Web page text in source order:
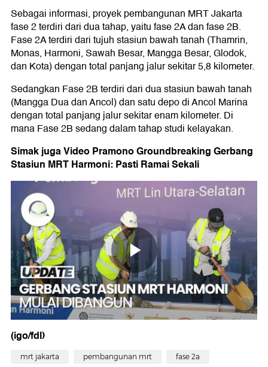
Sebagai informasi, proyek pembangunan MRT Jakarta
fase 2 terdiri dari dua tahap, yaitu fase 2A dan fase 2B.
Fase 2A terdiri dari tujuh stasiun bawah tanah (Thamrin,
Monas, Harmoni, Sawah Besar, Mangga Besar, Glodok,
dan Kota) dengan total panjang jalur sekitar 5,8 kilometer.
Sedangkan Fase 2B terdiri dari dua stasiun bawah tanah
(Mangga Dua dan Ancol) dan satu depo di Ancol Marina
dengan total panjang jalur sekitar enam kilometer. Di
mana Fase 2B sedang dalam tahap studi kelayakan.
Simak juga Video Pramono Groundbreaking Gerbang
Stasiun MRT Harmoni: Pasti Ramai Sekali
(igo/fdl)
mrt jakarta pembangunan mrt fase 2a